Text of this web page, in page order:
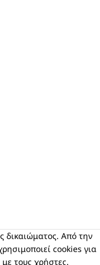
Από την
cookies για
τους χρήστες.